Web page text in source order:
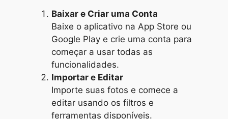
Baixar e Criar uma Conta
Baixe o aplicativo na App Store ou
Google Play e crie uma conta para
começar a usar todas as
funcionalidades.
Importar e Editar
Importe suas fotos e comece a
editar usando os filtros e
ferramentas disponíveis.